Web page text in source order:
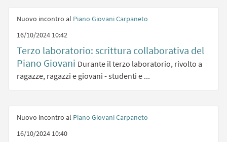
Nuovo incontro al Piano Giovani Carpaneto
16/10/2024 10:42
Terzo laboratorio: scrittura collaborativa del
Piano Giovani Durante il terzo laboratorio, rivolto a
ragazze, ragazzi e giovani - studenti e ...
Nuovo incontro al Piano Giovani Carpaneto
16/10/2024 10:40